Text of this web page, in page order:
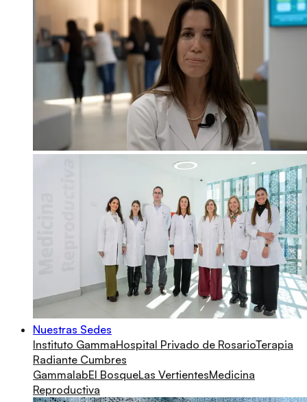
Nuestras Sedes
Instituto GammaHospital Privado de RosarioTerapia
Radiante Cumbres
GammalabEl BosqueLas VertientesMedicina
Reproductiva